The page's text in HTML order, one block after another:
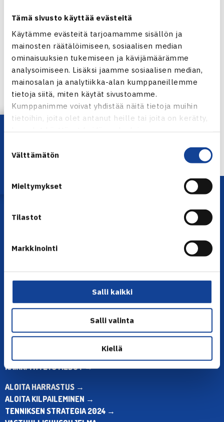
Tämä sivusto käyttää evästeitä
Käytämme evästeitä tarjoamamme sisällön ja
mainosten räätälöimiseen, sosiaalisen median
ominaisuuksien tukemiseen ja kävijämäärämme
analysoimiseen. Lisäksi jaamme sosiaalisen median,
mainosalan ja analytiikka-alan kumppaneillemme
tietoja siitä, miten käytät sivustoamme.
Kumppanimme voivat yhdistää näitä tietoja muihin
tietoihin, joita olet antanut heille tai joita on kerätty,
kun olet käyttänyt heidän palvelujaan.
valinta
Välttämätön
Mieltymykset
Tilastot
Markkinointi
Salli kaikki
Salli valinta
Kiellä
Jaa:
Seuraava uutinen: VAT7 – valmistava… →
Lataa OmaTennis!
Olympiastadion, Paavo Nurmen tie 1, 00250 Helsinki
Toimiston puhelinajat:
Muina aikoina olkaa yhteydessä
sähköpostitse: toimisto@tennis.fi
KAIKKI YHTEYSTIEDOT →
ALOITA HARRASTUS →
ALOITA KILPAILEMINEN →
TENNIKSEN STRATEGIA 2024 →